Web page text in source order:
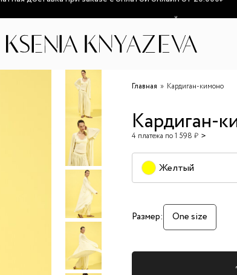
Главная Кардиган-кимоно
Кардиган-
4 платежа по 1 598 ₽
Желтый
Размер: One size